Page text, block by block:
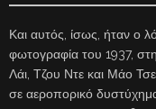
Και αυτός, ίσως, ήταν ο
φωτογραφία του 1937,
Λάι, Τζου Ντε και Μάο
σε αεροπορικό